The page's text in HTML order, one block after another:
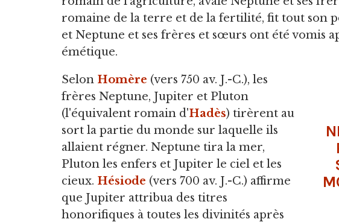
romaine de la terre et de la fertilité, fit tout son
et Neptune et ses frères et sœurs ont été vomis
émétique.
Selon Homère (vers 750 av. J.-C.), les
frères Neptune, Jupiter et Pluton
(l'équivalent romain d'Hadès) tirèrent au
sort la partie du monde sur laquelle ils
allaient régner. Neptune tira la mer,
Pluton les enfers et Jupiter le ciel et les
cieux. Hésiode (vers 700 av. J.-C.) affirme
que Jupiter attribua des titres
honorifiques à toutes les divinités après